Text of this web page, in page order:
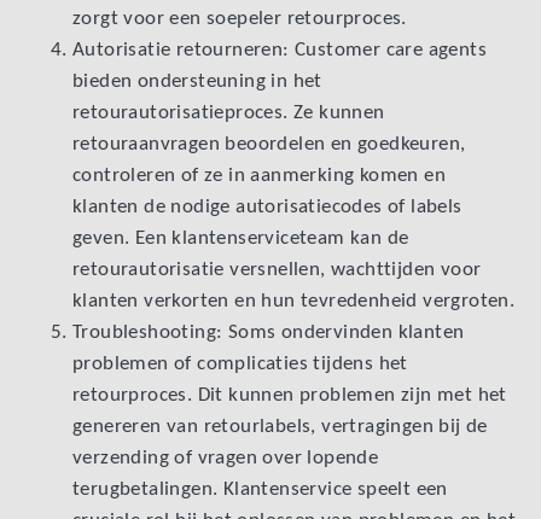
zorgt voor een soepeler retourproces.
Autorisatie retourneren: Customer care agents
bieden ondersteuning in het
retourautorisatieproces. Ze kunnen
retouraanvragen beoordelen en goedkeuren,
controleren of ze in aanmerking komen en
klanten de nodige autorisatiecodes of labels
geven. Een klantenserviceteam kan de
retourautorisatie versnellen, wachttijden voor
klanten verkorten en hun tevredenheid vergroten.
Troubleshooting: Soms ondervinden klanten
problemen of complicaties tijdens het
retourproces. Dit kunnen problemen zijn met het
genereren van retourlabels, vertragingen bij de
verzending of vragen over lopende
terugbetalingen. Klantenservice speelt een